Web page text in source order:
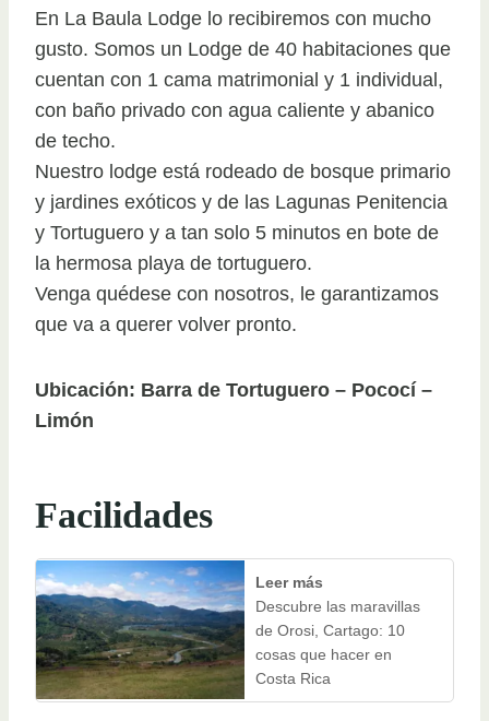
En La Baula Lodge lo recibiremos con mucho
gusto. Somos un Lodge de 40 habitaciones que
cuentan con 1 cama matrimonial y 1 individual,
con baño privado con agua caliente y abanico
de techo.
Nuestro lodge está rodeado de bosque primario
y jardines exóticos y de las Lagunas Penitencia
y Tortuguero y a tan solo 5 minutos en bote de
la hermosa playa de tortuguero.
Venga quédese con nosotros, le garantizamos
que va a querer volver pronto.
Ubicación: Barra de Tortuguero – Pococí –
Limón
Facilidades
Leer más
Descubre las maravillas
de Orosi, Cartago: 10
cosas que hacer en
Costa Rica